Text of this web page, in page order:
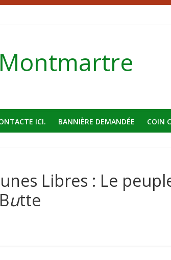
ICI. BANNIÈRE DEMANDÉE COIN
Libres : Le
utte